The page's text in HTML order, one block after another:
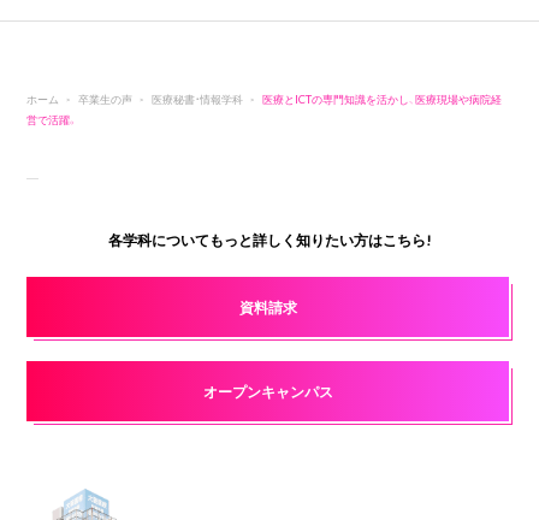
ホーム 卒業生の声 医療秘書・情報学科
医療とICTの専門知識を活かし、医療現場や病院経
営で活躍。
各学科についてもっと詳しく知りたい方はこちら!
資料請求
オープンキャンパス